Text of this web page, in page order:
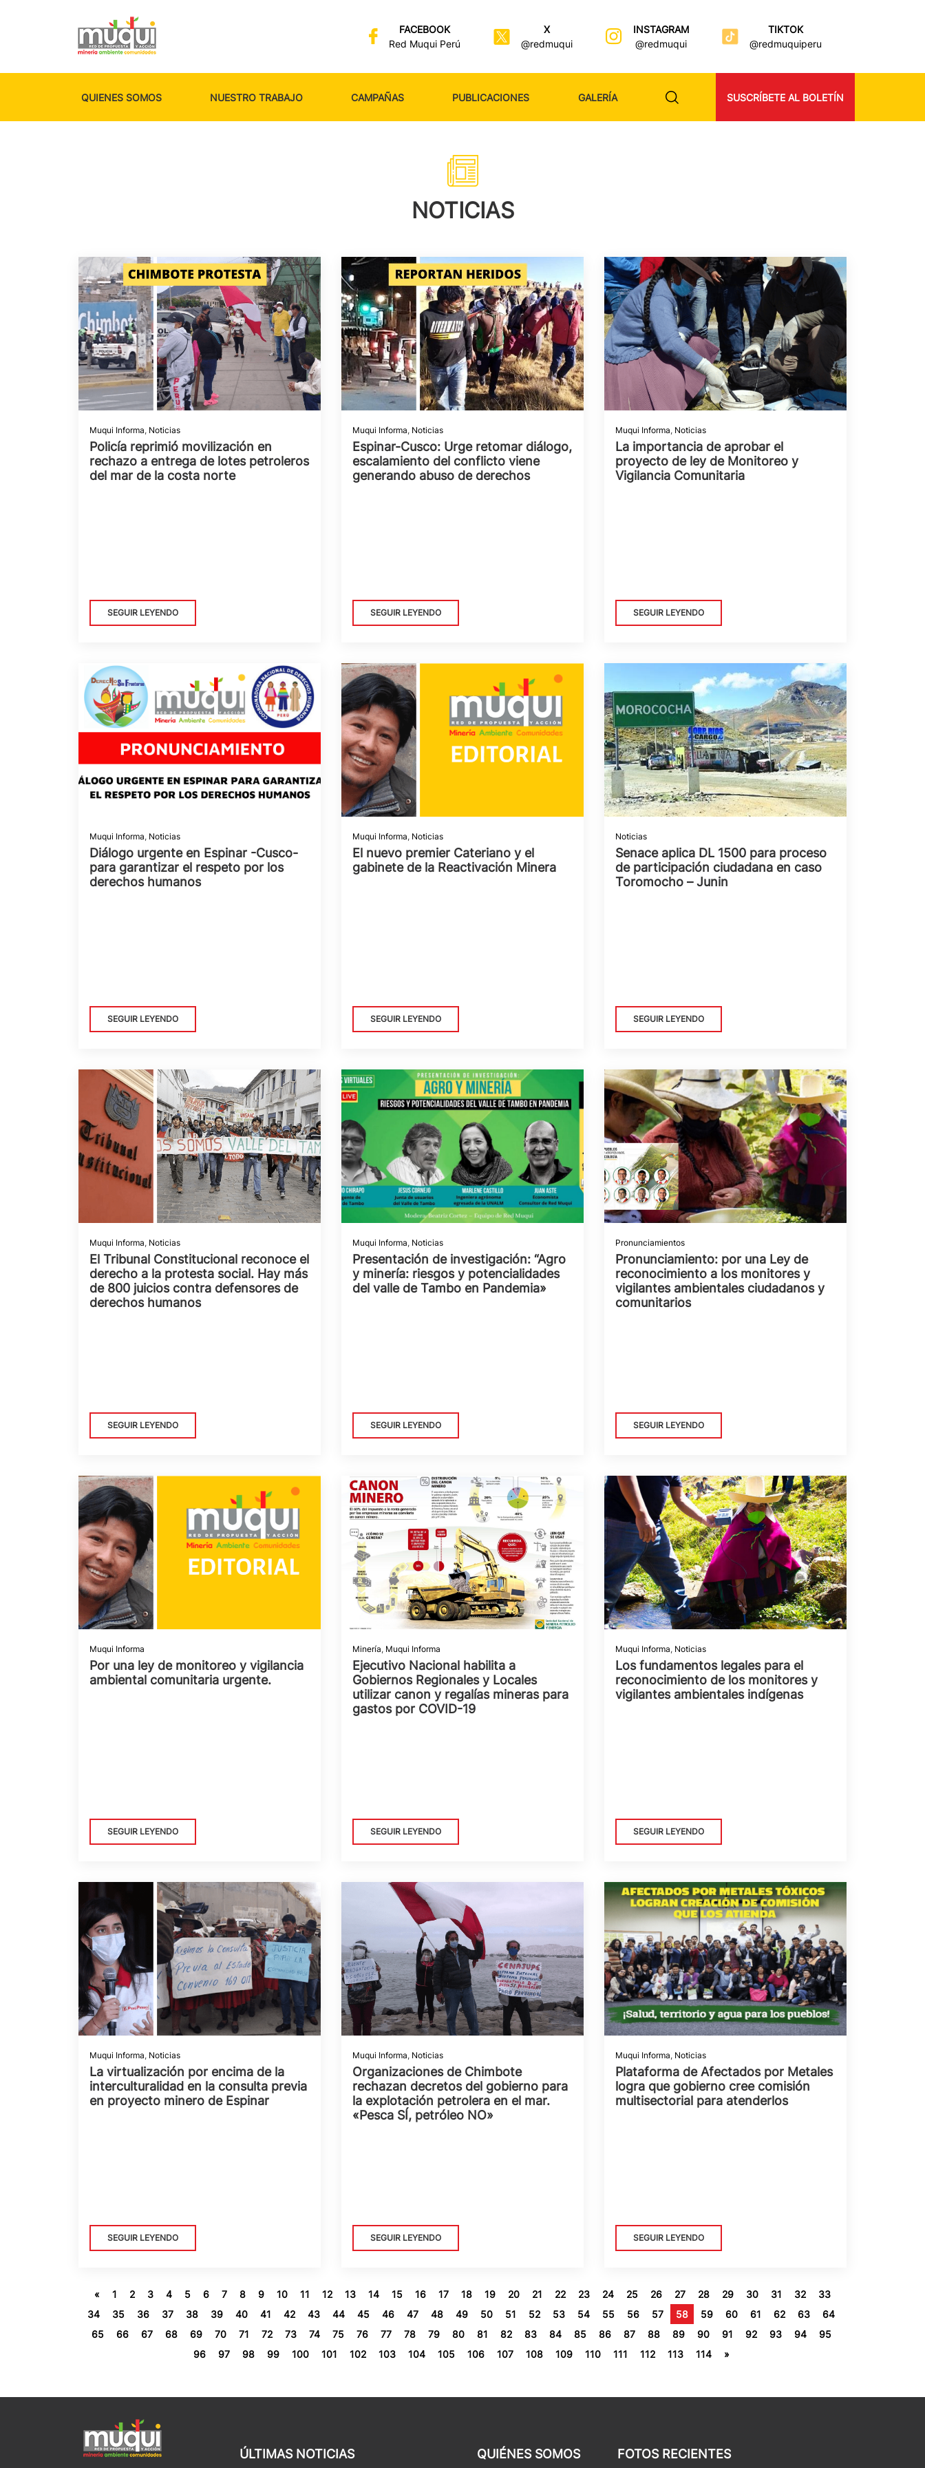
FACEBOOK
Red Muqui Perú
X
@redmuqui
INSTAGRAM
@redmuqui
TIKTOK
@redmuquiperu
QUIENES SOMOS NUESTRO TRABAJO CAMPAÑAS PUBLICACIONES GALERÍA SUSCRÍBETE AL BOLETÍN
NOTICIAS
Muqui Informa, Noticias
Policía reprimió movilización en
rechazo a entrega de lotes petroleros
del mar de la costa norte
SEGUIR LEYENDO
Muqui Informa, Noticias
Espinar-Cusco: Urge retomar diálogo,
escalamiento del conflicto viene
generando abuso de derechos
SEGUIR LEYENDO
Muqui Informa, Noticias
La importancia de aprobar el
proyecto de ley de Monitoreo y
Vigilancia Comunitaria
SEGUIR LEYENDO
Muqui Informa, Noticias
Diálogo urgente en Espinar -Cusco-
para garantizar el respeto por los
derechos humanos
SEGUIR LEYENDO
Muqui Informa, Noticias
El nuevo premier Cateriano y el
gabinete de la Reactivación Minera
SEGUIR LEYENDO
Noticias
Senace aplica DL 1500 para proceso
de participación ciudadana en caso
Toromocho – Junin
SEGUIR LEYENDO
Muqui Informa, Noticias
El Tribunal Constitucional reconoce el
derecho a la protesta social. Hay más
de 800 juicios contra defensores de
derechos humanos
SEGUIR LEYENDO
Muqui Informa, Noticias
Presentación de investigación: “Agro
y minería: riesgos y potencialidades
del valle de Tambo en Pandemia»
SEGUIR LEYENDO
Pronunciamientos
Pronunciamiento: por una Ley de
reconocimiento a los monitores y
vigilantes ambientales ciudadanos y
comunitarios
SEGUIR LEYENDO
Muqui Informa
Por una ley de monitoreo y vigilancia
ambiental comunitaria urgente.
SEGUIR LEYENDO
Minería, Muqui Informa
Ejecutivo Nacional habilita a
Gobiernos Regionales y Locales
utilizar canon y regalías mineras para
gastos por COVID-19
SEGUIR LEYENDO
Muqui Informa, Noticias
Los fundamentos legales para el
reconocimiento de los monitores y
vigilantes ambientales indígenas
SEGUIR LEYENDO
Muqui Informa, Noticias
La virtualización por encima de la
interculturalidad en la consulta previa
en proyecto minero de Espinar
SEGUIR LEYENDO
Muqui Informa, Noticias
Organizaciones de Chimbote
rechazan decretos del gobierno para
la explotación petrolera en el mar.
«Pesca SÍ, petróleo NO»
SEGUIR LEYENDO
Muqui Informa, Noticias
Plataforma de Afectados por Metales
logra que gobierno cree comisión
multisectorial para atenderlos
SEGUIR LEYENDO
« 1 2 3 4 5 6 7 8 9 10 11 12 13 14 15 16 17 18 19 20 21 22 23 24 25 26 27 28 29 30 31 32
33
34
35 36 37 38 39 40 41 42 43 44 45 46 47 48 49 50 51 52 53 54 55 56 57 58 59 60 61 62 63
64
65
66 67 68 69 70 71 72 73 74 75 76 77 78 79 80 81 82 83 84 85 86 87 88 89 90 91 92 93 94
95
96
97 98 99 100 101 102 103 104 105 106 107 108 109 110 111 112 113 114 »
ÚLTIMAS NOTICIAS QUIÉNES SOMOS FOTOS RECIENTES